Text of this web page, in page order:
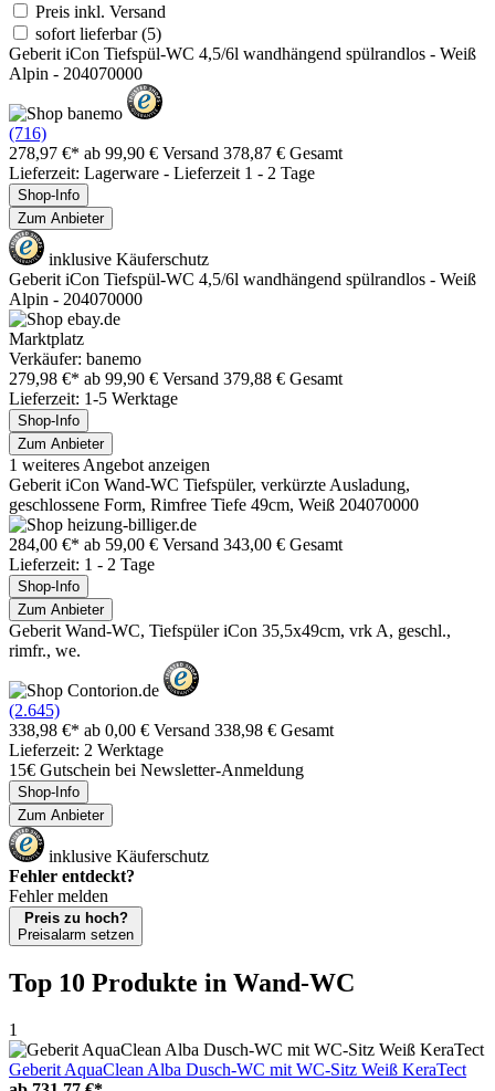
Preis inkl. Versand
sofort lieferbar(5)
Geberit iCon Tiefspül-WC 4,5/6l wandhängend spülrandlos - Weiß
Alpin - 204070000
(716)
278,97 €* ab 99,90 € Versand 378,87 € Gesamt
Lieferzeit: Lagerware - Lieferzeit 1 - 2 Tage
Shop-Info
Zum Anbieter
inklusive Käuferschutz
Geberit iCon Tiefspül-WC 4,5/6l wandhängend spülrandlos - Weiß
Alpin - 204070000
Marktplatz
Verkäufer: banemo
279,98 €* ab 99,90 € Versand 379,88 € Gesamt
Lieferzeit: 1-5 Werktage
Shop-Info
Zum Anbieter
1 weiteres Angebot anzeigen
Geberit iCon Wand-WC Tiefspüler, verkürzte Ausladung,
geschlossene Form, Rimfree Tiefe 49cm, Weiß 204070000
284,00 €* ab 59,00 € Versand 343,00 € Gesamt
Lieferzeit: 1 - 2 Tage
Shop-Info
Zum Anbieter
Geberit Wand-WC, Tiefspüler iCon 35,5x49cm, vrk A, geschl.,
rimfr., we.
(2.645)
338,98 €* ab 0,00 € Versand 338,98 € Gesamt
Lieferzeit: 2 Werktage
15€ Gutschein bei Newsletter-Anmeldung
Shop-Info
Zum Anbieter
inklusive Käuferschutz
Fehler entdeckt?
Fehler melden
Preis zu hoch?
Preisalarm setzen
Top 10 Produkte in Wand-WC
1
Geberit AquaClean Alba Dusch-WC mit WC-Sitz Weiß KeraTect